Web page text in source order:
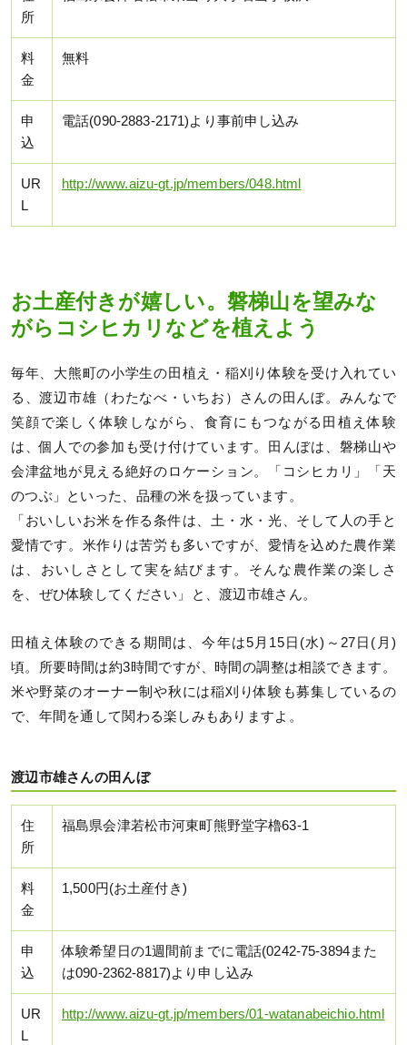
所
料
金
無料
申
込
電話(090-2883-2171)より事前申し込み
UR
L
http://www.aizu-gt.jp/members/048.html
お土産付きが嬉しい。磐梯山を望みな
がらコシヒカリなどを植えよう
毎年、大熊町の小学生の田植え・稲刈り体験を受け入れてい
る、渡辺市雄（わたなべ・いちお）さんの田んぼ。みんなで
笑顔で楽しく体験しながら、食育にもつながる田植え体験
は、個人での参加も受け付けています。田んぼは、磐梯山や
会津盆地が見える絶好のロケーション。「コシヒカリ」「天
のつぶ」といった、品種の米を扱っています。
「おいしいお米を作る条件は、土・水・光、そして人の手と
愛情です。米作りは苦労も多いですが、愛情を込めた農作業
は、おいしさとして実を結びます。そんな農作業の楽しさ
を、ぜひ体験してください」と、渡辺市雄さん。
田植え体験のできる期間は、今年は5月15日(水)～27日(月)
頃。所要時間は約3時間ですが、時間の調整は相談できます。
米や野菜のオーナー制や秋には稲刈り体験も募集しているの
で、年間を通して関わる楽しみもありますよ。
渡辺市雄さんの田んぼ
住
所
福島県会津若松市河東町熊野堂字櫓63-1
料
金
1,500円(お土産付き)
申
込
体験希望日の1週間前までに電話(0242-75-3894また
は090-2362-8817)より申し込み
UR
L
http://www.aizu-gt.jp/members/01-watanabeichio.html